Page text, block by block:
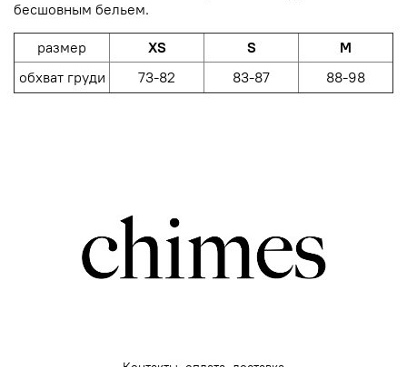
бесшовным бельем.
размер XS S
M
обхват груди
73-82 83-87 88-98